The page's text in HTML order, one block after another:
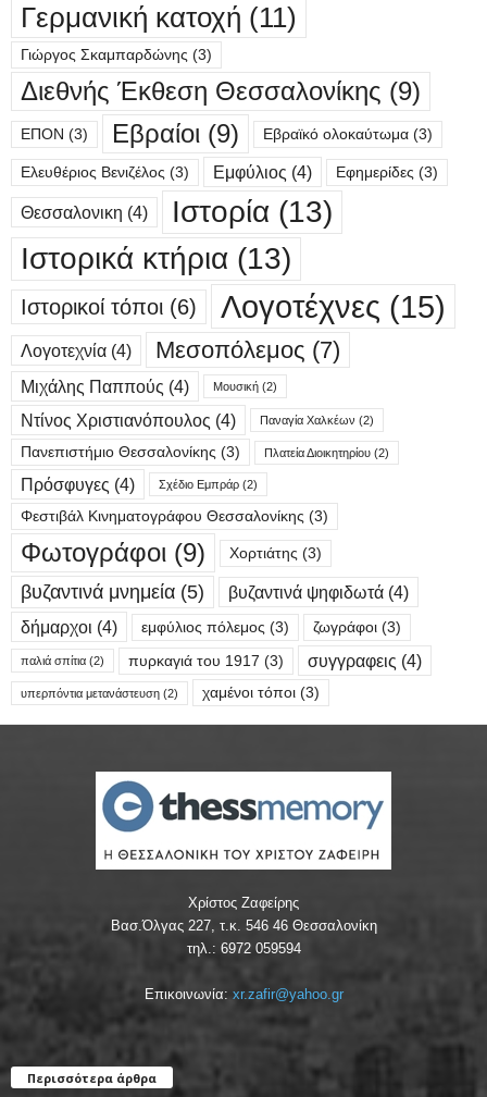
Γερμανική κατοχή (11)
Γιώργος Σκαμπαρδώνης (3)
Διεθνής Έκθεση Θεσσαλονίκης (9)
ΕΠΟΝ (3) Εβραίοι (9) Εβραϊκό ολοκαύτωμα (3)
Ελευθέριος Βενιζέλος (3) Εμφύλιος (4) Εφημερίδες (3)
Θεσσαλονικη (4) Ιστορία (13)
Ιστορικά κτήρια (13)
Ιστορικοί τόποι (6) Λογοτέχνες (15)
Λογοτεχνία (4) Μεσοπόλεμος (7)
Μιχάλης Παππούς (4) Μουσική (2)
Ντίνος Χριστιανόπουλος (4) Παναγία Χαλκέων (2)
Πανεπιστήμιο Θεσσαλονίκης (3) Πλατεία Διοικητηρίου (2)
Πρόσφυγες (4) Σχέδιο Εμπράρ (2)
Φεστιβάλ Κινηματογράφου Θεσσαλονίκης (3)
Φωτογράφοι (9) Χορτιάτης (3)
βυζαντινά μνημεία (5) βυζαντινά ψηφιδωτά (4)
δήμαρχοι (4) εμφύλιος πόλεμος (3) ζωγράφοι (3)
παλιά σπίτια (2) πυρκαγιά του 1917 (3) συγγραφεις (4)
υπερπόντια μετανάστευση (2) χαμένοι τόποι (3)
Χρίστος Ζαφείρης
Βασ.Όλγας 227, τ.κ. 546 46 Θεσσαλονίκη
τηλ.: 6972 059594
Επικοινωνία: xr.zafir@yahoo.gr
Περισσότερα άρθρα